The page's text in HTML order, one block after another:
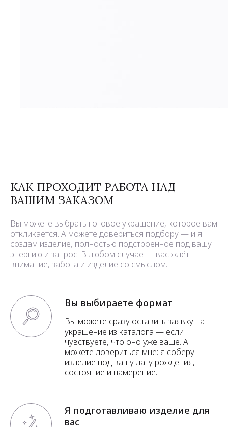
КАК ПРОХОДИТ РАБОТА НАД
ВАШИМ ЗАКАЗОМ
Вы можете выбрать готовое украшение, которое вам
откликается. А можете довериться подбору — и я
создам изделие, полностью подстроенное под вашу
энергию и запрос. В любом случае — вас ждёт
внимание, забота и изделие со смыслом.
Вы выбираете формат
Вы можете сразу оставить заявку на
украшение из каталога — если
чувствуете, что оно уже ваше. А
можете довериться мне: я соберу
изделие под вашу дату рождения,
состояние и намерение.
Я подготавливаю изделие для
вас